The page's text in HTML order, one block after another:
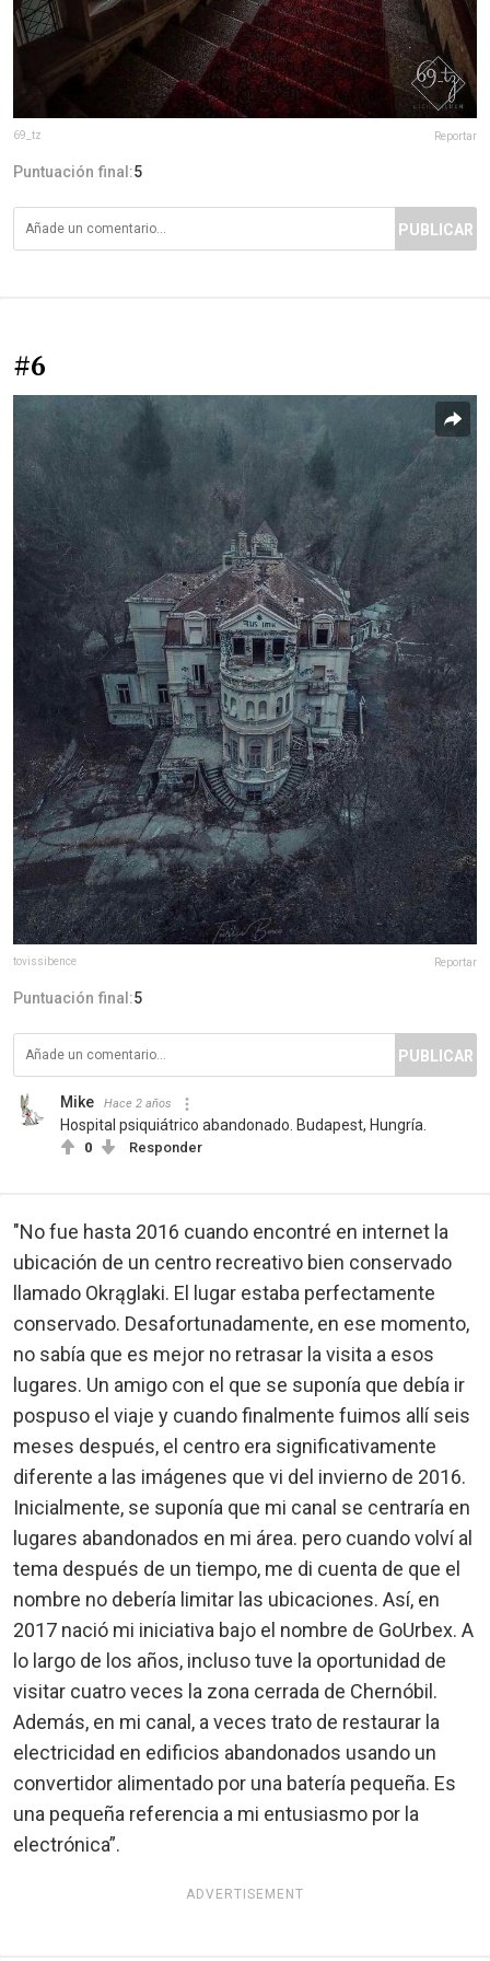
69_tz Reportar
Puntuación final:5
PUBLICAR
#6
tovissibence Reportar
Puntuación final:5
PUBLICAR
Mike Hace 2 años
Hospital psiquiátrico abandonado. Budapest, Hungría.
0 Responder
"No fue hasta 2016 cuando encontré en internet la
ubicación de un centro recreativo bien conservado
llamado Okrąglaki. El lugar estaba perfectamente
conservado. Desafortunadamente, en ese momento,
no sabía que es mejor no retrasar la visita a esos
lugares. Un amigo con el que se suponía que debía ir
pospuso el viaje y cuando finalmente fuimos allí seis
meses después, el centro era significativamente
diferente a las imágenes que vi del invierno de 2016.
Inicialmente, se suponía que mi canal se centraría en
lugares abandonados en mi área. pero cuando volví al
tema después de un tiempo, me di cuenta de que el
nombre no debería limitar las ubicaciones. Así, en
2017 nació mi iniciativa bajo el nombre de GoUrbex. A
lo largo de los años, incluso tuve la oportunidad de
visitar cuatro veces la zona cerrada de Chernóbil.
Además, en mi canal, a veces trato de restaurar la
electricidad en edificios abandonados usando un
convertidor alimentado por una batería pequeña. Es
una pequeña referencia a mi entusiasmo por la
electrónica”.
ADVERTISEMENT